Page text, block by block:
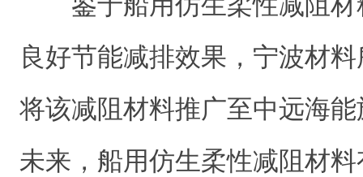
良好节能减排效果，宁波材
将该减阻材料推广至中远海
未来，船用仿生柔性减阻材